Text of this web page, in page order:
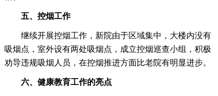
五、控烟工作
继续开展控烟工作，新院由于区域集中，大楼内没有
吸烟点，室外设有两处吸烟点，成立控烟巡查小组，积极
劝导违规吸烟人员，在控烟推进方面比老院有明显进步。
六、健康教育工作的亮点